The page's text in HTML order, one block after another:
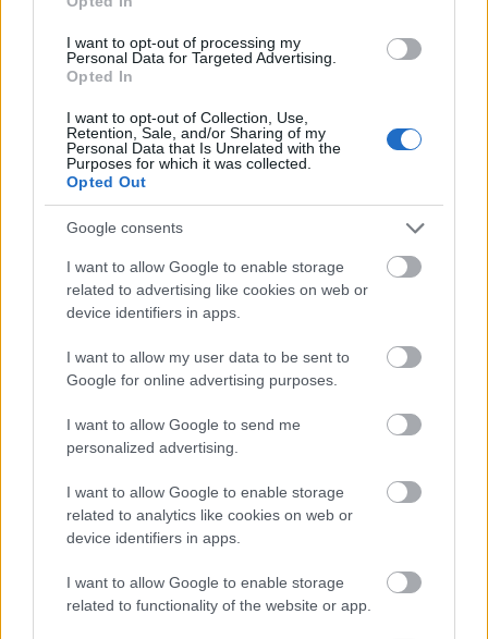
I want to opt-out of processing my
Personal Data for Targeted Advertising.
Opted In
I want to opt-out of Collection, Use,
Retention, Sale, and/or Sharing of my
Personal Data that Is Unrelated with the
Purposes for which it was collected.
Opted Out
Google consents
I want to allow Google to enable storage
related to advertising like cookies on web or
device identifiers in apps.
I want to allow my user data to be sent to
Google for online advertising purposes.
I want to allow Google to send me
personalized advertising.
I want to allow Google to enable storage
related to analytics like cookies on web or
device identifiers in apps.
I want to allow Google to enable storage
related to functionality of the website or app.
fajta az a pici, fehér színű bab. “Az? Csicseriborsó!” -
vágta rá. Benéztünk a teherautójába és miután
amelyeken magyar szó nem szerepel, tájékoztattuk
róla, hogy nem csicseriborsót árul, de nem adtuk a
fejünket veszekedésre. Szomorú volt látni, hogy a
bezacskózott hüvelyesek szakasztott úgy néznek ki,
mint azok a “magam fejtettem” babok és lencsék,
amiket a budapesti piacokon idős,
árulnak. Sok áru, miután kikerül a Nagybaniról és a
konyhánkig vezető rögös úton megpihen valamelyik
vásárcsarnokban, az éj leple alatt új származási